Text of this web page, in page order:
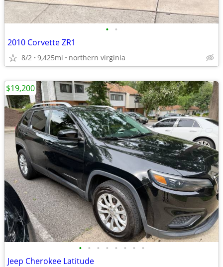
• •
2010 Corvette ZR1
8/2 9,425mi northern virginia
• • • • • • • •
Jeep Cherokee Latitude
$19,200